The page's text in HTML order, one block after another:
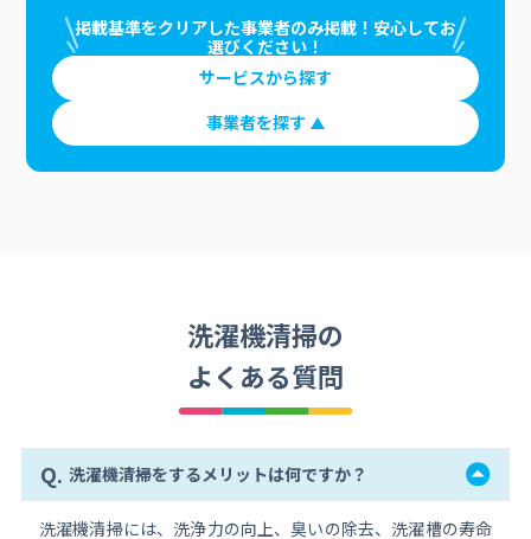
掲載基準をクリアした事業者のみ掲載！安心してお
選びください！
サービスから探す
事業者を探す
洗濯機清掃の
よくある質問
Q. 洗濯機清掃をするメリットは何ですか？
洗濯機清掃には、洗浄力の向上、臭いの除去、洗濯槽の寿命